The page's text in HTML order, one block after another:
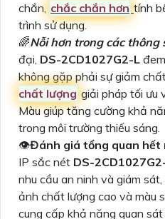
chắn, chắc chắn hơn tính
trình sử dụng.
🌈Nỗi hơn trong các thông
đại, DS-2CD1027G2-L
không gặp phải sự giảm
chất lượng giải pháp tối ưu
Màu giúp tăng cường khả
trong môi trường thiếu sáng.
👁Đánh giá tổng quan hết
IP sắc nét DS-
nhu cầu an ninh và giám
ảnh chất lượng cao và màu
cung cấp khả năng quan sát